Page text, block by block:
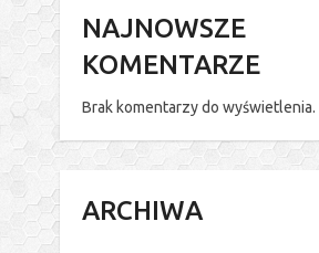
NAJNOWSZE
KOMENTARZE
Brak komentarzy do wyświetlenia.
ARCHIWA